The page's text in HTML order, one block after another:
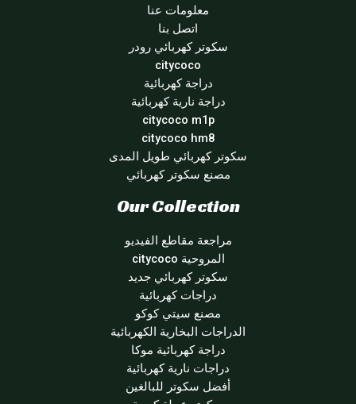
معلومات عنا
اتصل بنا
سكوتر كهربائي رودر
citycoco
دراجة كهربائية
دراجة نارية كهربائية
citycoco m1p
citycoco hm8
سكوتر كهربائي طويل المدى
مصنع سكوتر كهربائي
Our Collection
مراجعة مقاطع الفيديو
المروحية citycoco
سكوتر كهربائي جديد
دراجات كهربائية
مصنع سيتي كوكو
الدراجات البخارية الكهربائية
دراجة كهربائية موكا
دراجات نارية كهربائية
أفضل سكوتر للبالغين